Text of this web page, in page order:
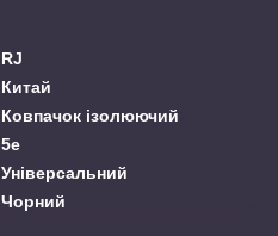
RJ
Китай
Ковпачок ізолюючий
5e
Універсальний
Чорний